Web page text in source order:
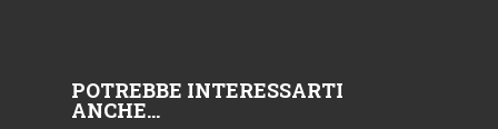
POTREBBE INTERESSARTI
ANCHE…